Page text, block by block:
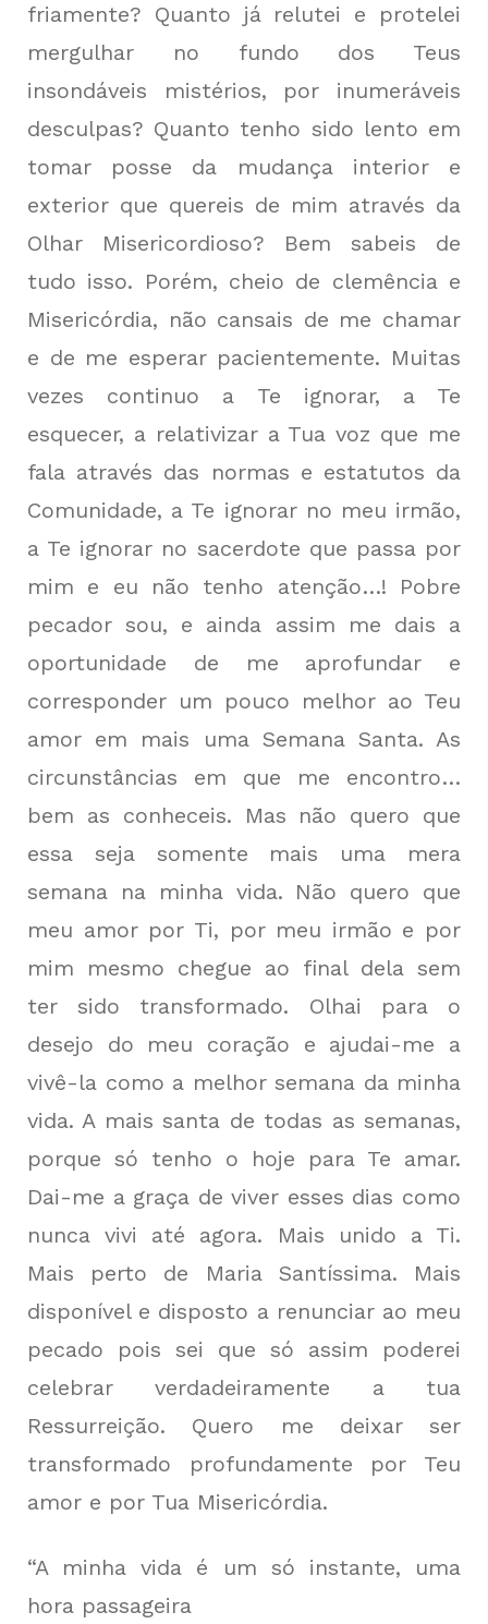
friamente? Quanto já relutei e protelei
mergulhar no fundo dos Teus
insondáveis mistérios, por inumeráveis
desculpas? Quanto tenho sido lento em
tomar posse da mudança interior e
exterior que quereis de mim através da
Olhar Misericordioso? Bem sabeis de
tudo isso. Porém, cheio de clemência e
Misericórdia, não cansais de me chamar
e de me esperar pacientemente. Muitas
vezes continuo a Te ignorar, a Te
esquecer, a relativizar a Tua voz que me
fala através das normas e estatutos da
Comunidade, a Te ignorar no meu irmão,
a Te ignorar no sacerdote que passa por
mim e eu não tenho atenção…! Pobre
pecador sou, e ainda assim me dais a
oportunidade de me aprofundar e
corresponder um pouco melhor ao Teu
amor em mais uma Semana Santa. As
circunstâncias em que me encontro…
bem as conheceis. Mas não quero que
essa seja somente mais uma mera
semana na minha vida. Não quero que
meu amor por Ti, por meu irmão e por
mim mesmo chegue ao final dela sem
ter sido transformado. Olhai para o
desejo do meu coração e ajudai-me a
vivê-la como a melhor semana da minha
vida. A mais santa de todas as semanas,
porque só tenho o hoje para Te amar.
Dai-me a graça de viver esses dias como
nunca vivi até agora. Mais unido a Ti.
Mais perto de Maria Santíssima. Mais
disponível e disposto a renunciar ao meu
pecado pois sei que só assim poderei
celebrar verdadeiramente a tua
Ressurreição. Quero me deixar ser
transformado profundamente por Teu
amor e por Tua Misericórdia.
“A minha vida é um só instante, uma
hora passageira